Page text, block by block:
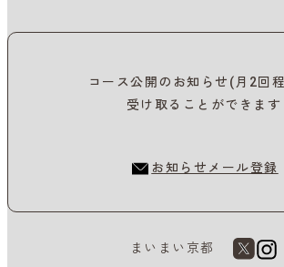
コース公開のお知らせ(月2回
受け取ることができます
お知らせメール登録
まいまい京都